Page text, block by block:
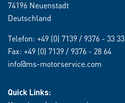
74196 Neuenstadt
Deutschland
Telefon: +49 (0) 7139 / 9376 - 33 33
Fax: +49 (0) 7139 / 9376 - 28 64
info@ms-motorservice.com
Quick Links: